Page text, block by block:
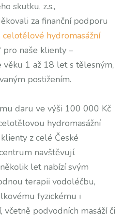
skutku, z.s.,
za finanční podporu
celotělové hydromasážní
pro naše klienty –
věku 1 až 18 let s tělesným,
postižením.
daru ve výši 100 000 Kč
hydromasážní
z celé České
navštěvují.
let nabízí svým
terapii vodoléčbu,
fyzickému i
včetně podvodních masáží či